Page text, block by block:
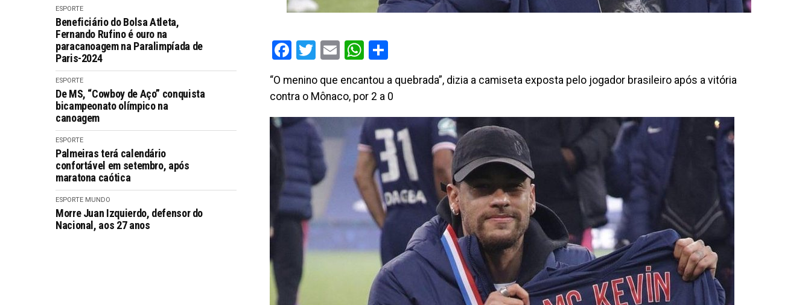
ESPORTE
Beneficiário do Bolsa Atleta,
Fernando Rufino é ouro na
paracanoagem na Paralimpíada de
Paris-2024
ESPORTE
De MS, “Cowboy de Aço” conquista
bicampeonato olímpico na
canoagem
ESPORTE
Palmeiras terá calendário
confortável em setembro, após
maratona caótica
ESPORTE MUNDO
Morre Juan Izquierdo, defensor do
Nacional, aos 27 anos
Facebook
Twitter
EmailWhatsApp
“O menino que encantou a quebrada”, dizia a camiseta exposta pelo jogador brasileiro após a vitória
contra o Mônaco, por 2 a 0